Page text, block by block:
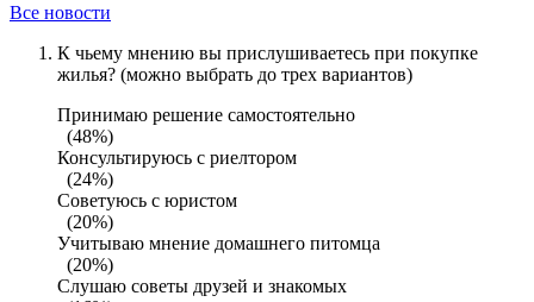
Все новости
К чьему мнению вы прислушиваетесь при покупке
жилья? (можно выбрать до трех вариантов)
Принимаю решение самостоятельно
(48%)
Консультируюсь с риелтором
(24%)
Советуюсь с юристом
(20%)
Учитываю мнение домашнего питомца
(20%)
Слушаю советы друзей и знакомых